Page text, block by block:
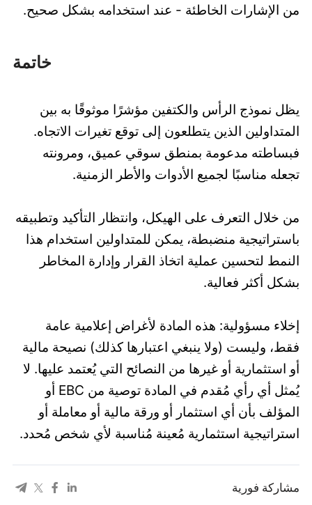
من الإشارات الخاطئة - عند استخدامه بشكل صحيح.
خاتمة
يظل نموذج الرأس والكتفين مؤشرًا موثوقًا به بين
المتداولين الذين يتطلعون إلى توقع تغيرات الاتجاه.
فبساطته مدعومة بمنطق سوقي عميق، ومرونته
تجعله مناسبًا لجميع الأدوات والأطر الزمنية.
من خلال التعرف على الهيكل، وانتظار التأكيد وتطبيقه
باستراتيجية منضبطة، يمكن للمتداولين استخدام هذا
النمط لتحسين عملية اتخاذ القرار وإدارة المخاطر
بشكل أكثر فعالية.
إخلاء مسؤولية: هذه المادة لأغراض إعلامية عامة
فقط، وليست (ولا ينبغي اعتبارها كذلك) نصيحة مالية
أو استثمارية أو غيرها من النصائح التي يُعتمد عليها. لا
يُمثل أي رأي مُقدم في المادة توصية من EBC أو
المؤلف بأن أي استثمار أو ورقة مالية أو معاملة أو
استراتيجية استثمارية مُعينة مُناسبة لأي شخص مُحدد.
مشاركة فورية